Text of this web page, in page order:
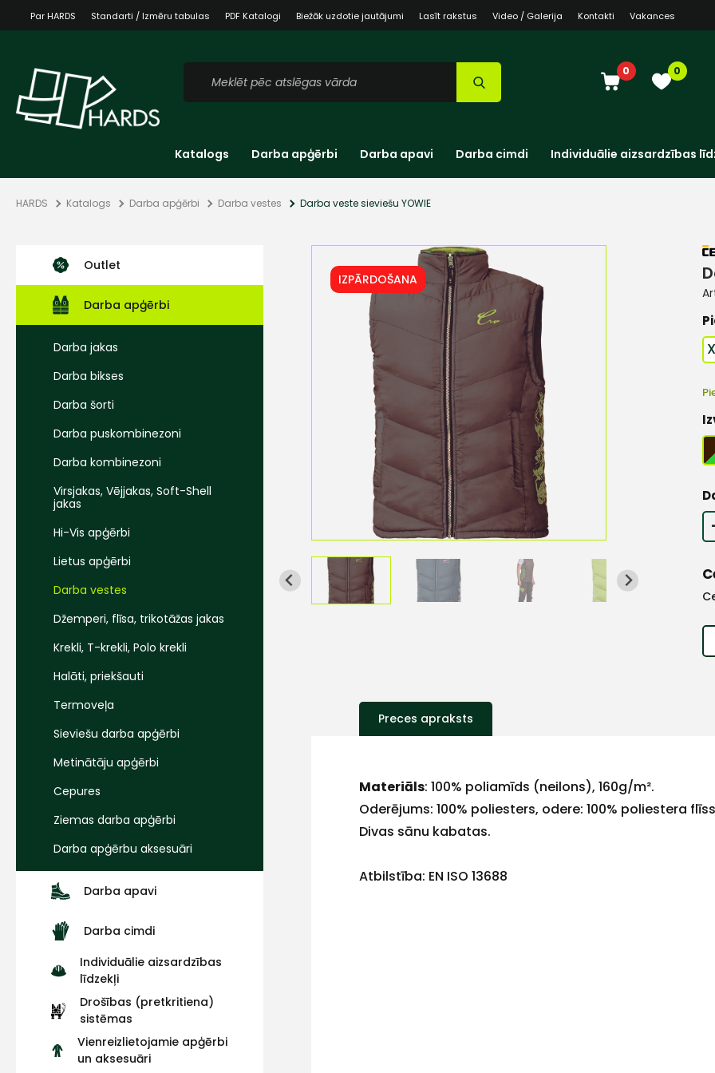
Par HARDS Standarti / Izmēru tabulas PDF Katalogi Biežāk uzdotie jautājumi Lasīt rakstus Video / Galerija Kontakti Vakances
0 0
Katalogs Darba apģērbi Darba apavi Darba cimdi Individuālie aizsardzības
HARDS Katalogs Darba apģērbi Darba vestes Darba veste sieviešu YOWIE
Outlet
Darba apģērbi
Darba jakas
Darba bikses
Darba šorti
Darba puskombinezoni
Darba kombinezoni
Virsjakas, Vējjakas, Soft-Shell
jakas
Hi-Vis apģērbi
Lietus apģērbi
Darba vestes
Džemperi, flīsa, trikotāžas jakas
Krekli, T-krekli, Polo krekli
Halāti, priekšauti
Termoveļa
Sieviešu darba apģērbi
Metinātāju apģērbi
Cepures
Ziemas darba apģērbi
Darba apģērbu aksesuāri
Darba apavi
Darba cimdi
Individuālie aizsardzības
līdzekļi
Drošības (pretkritiena)
sistēmas
Vienreizlietojamie apģērbi
un aksesuāri
IZPĀRDOŠANA
Preces apraksts
Materiāls: 100% poliamīds (neilons), 160g/m².
Oderējums: 100% poliesters, odere: 100% poliestera
Divas sānu kabatas.
Atbilstība: EN ISO 13688